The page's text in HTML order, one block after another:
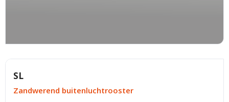
SL
Zandwerend buitenluchtrooster